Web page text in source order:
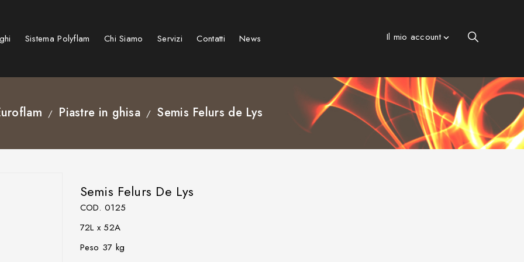
Il mio account
Sistema Polyflam Chi Siamo Servizi Contatti News
Piastre in ghisa Semis Felurs de Lys
Semis Felurs De Lys
COD. 0125
72L x 52A
Peso 37 kg